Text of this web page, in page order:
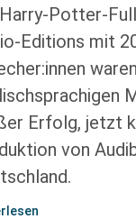
Potter-
Editions mit
Erfolg, jetzt
von